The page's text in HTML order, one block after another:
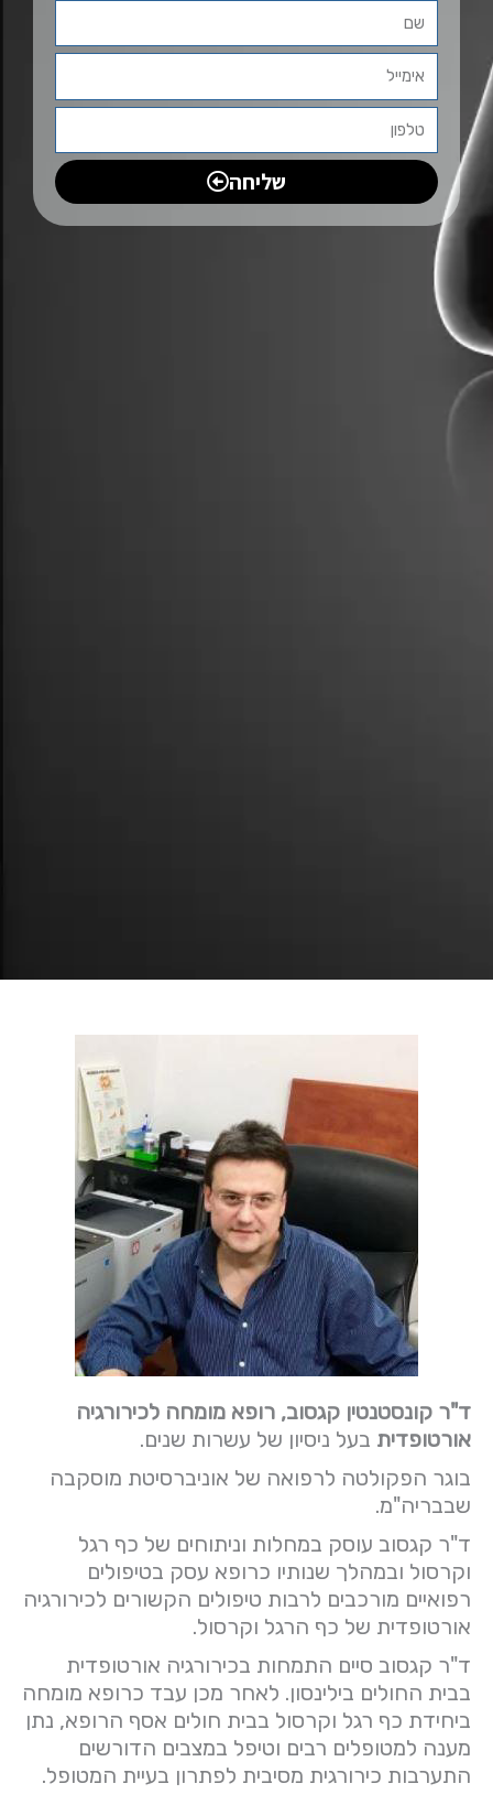
שליחה
ד"ר קונסטנטין קגסוב, רופא מומחה לכירורגיה
אורטופדית בעל ניסיון של עשרות שנים.
בוגר הפקולטה לרפואה של אוניברסיטת מוסקבה
שבבריה"מ.
ד"ר קגסוב עוסק במחלות וניתוחים של כף רגל
וקרסול ובמהלך שנותיו כרופא עסק בטיפולים
רפואיים מורכבים לרבות טיפולים הקשורים לכירורגיה
אורטופדית של כף הרגל וקרסול.
ד"ר קגסוב סיים התמחות בכירורגיה אורטופדית
בבית החולים בילינסון. לאחר מכן עבד כרופא מומחה
ביחידת כף רגל וקרסול בבית חולים אסף הרופא, נתן
מענה למטופלים רבים וטיפל במצבים הדורשים
התערבות כירורגית מסיבית לפתרון בעיית המטופל.